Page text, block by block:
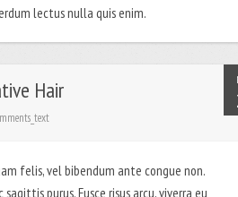
lectus nulla quis enim.
Hair
felis, vel bibendum ante congue non.
purus. Fusce risus arcu, viverra eu